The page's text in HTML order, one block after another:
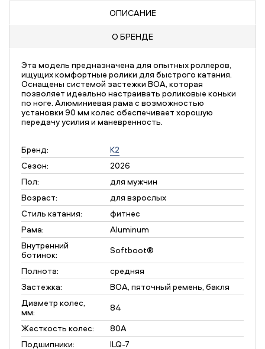
ОПИСАНИЕ
О БРЕНДЕ
Эта модель предназначена для опытных роллеров,
ищущих комфортные ролики для быстрого катания.
Оснащены системой застежки BOA, которая
позволяет идеально настраивать роликовые коньки
по ноге. Алюминиевая рама с возможностью
установки 90 мм колес обеспечивает хорошую
передачу усилия и маневренность.
Бренд:
K2
Сезон:
2026
Пол:
для мужчин
Возраст:
для взрослых
Стиль катания:
фитнес
Рама:
Aluminum
Внутренний
ботинок:
Softboot®
Полнота:
средняя
Застежка:
BOA, пяточный ремень, бакля
Диаметр колес,
мм:
84
Жесткость колес:
80A
Подшипники:
ILQ-7